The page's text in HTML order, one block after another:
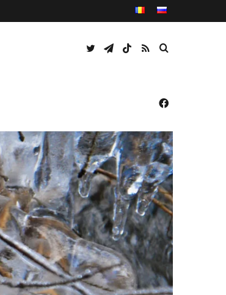
Caută
RSS
TikTok
Telegram
Twitter
Facebook